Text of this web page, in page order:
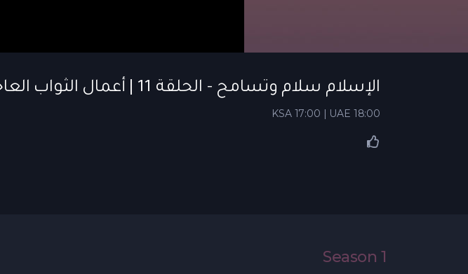
الإسلام سلام وتسامح - الحلقة 11 | أعمال الثواب العاجل - الإسلام سلام وتسامح
KSA 17:00 | UAE 18:00
Season 1